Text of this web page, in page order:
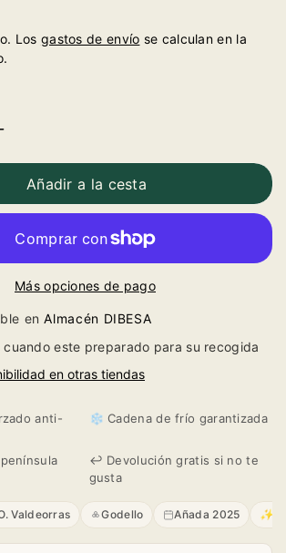
Los gastos de envío se calculan en la
cantidad
para
Godello
Añadir a la cesta
Más opciones de pago
enAlmacén DIBESA
cuando este preparado para su recogida
en otras tiendas
anti-
❄️ Cadena de frío garantizada
↩️ Devolución gratis si no te
gusta
Valdeorras Godello Añada 2025 ✨